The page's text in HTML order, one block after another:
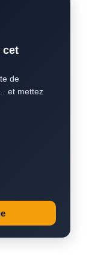
cet
de
et mettez